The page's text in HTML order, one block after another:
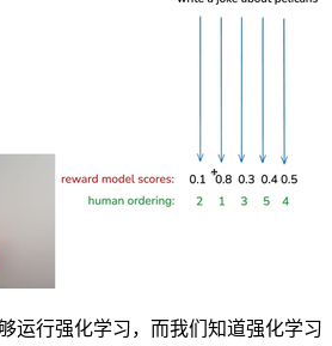
行强化学习，而我们知道强化学习